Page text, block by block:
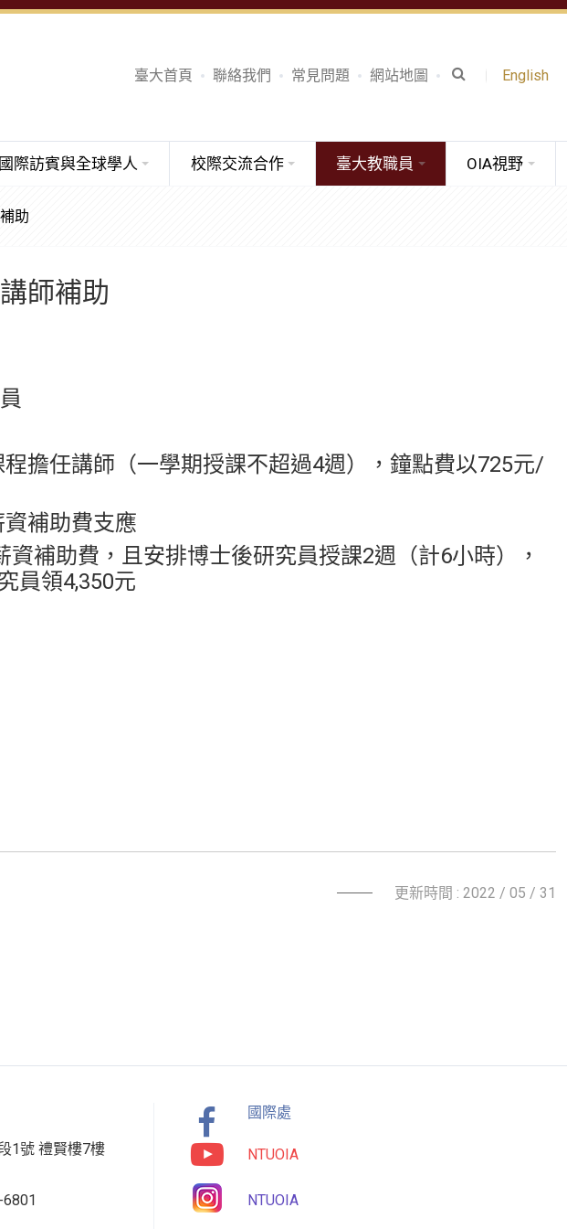
臺大首頁 聯絡我們 常見問題 網站地圖 English
國際訪賓與全球學人 校際交流合作 臺大教職員 OIA視野
助
師補助
擔任講師（一學期授課不超過4週），鐘點費以725元/
補助費支應
資補助費，且安排博士後研究員授課2週（計6小時），
員領4,350元
更新時間 : 2022 / 05 / 31
1號 禮賢樓7樓
國際處
NTUOIA
NTUOIA